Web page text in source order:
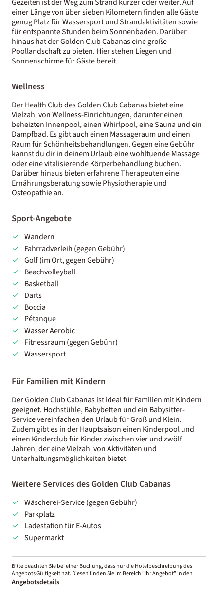
Gezeiten ist der Weg zum Strand kürzer oder weiter. Auf
einer Länge von über sieben Kilometern finden alle Gäste
genug Platz für Wassersport und Strandaktivitäten sowie
für entspannte Stunden beim Sonnenbaden. Darüber
hinaus hat der Golden Club Cabanas eine große
Poollandschaft zu bieten. Hier stehen Liegen und
Sonnenschirme für Gäste bereit.
Wellness
Der Health Club des Golden Club Cabanas bietet eine
Vielzahl von Wellness-Einrichtungen, darunter einen
beheizten Innenpool, einen Whirlpool, eine Sauna und ein
Dampfbad. Es gibt auch einen Massageraum und einen
Raum für Schönheitsbehandlungen. Gegen eine Gebühr
kannst du dir in deinem Urlaub eine wohltuende Massage
oder eine vitalisierende Körperbehandlung buchen.
Darüber hinaus bieten erfahrene Therapeuten eine
Ernährungsberatung sowie Physiotherapie und
Osteopathie an.
Sport-Angebote
Wandern
Fahrradverleih (gegen Gebühr)
Golf (im Ort, gegen Gebühr)
Beachvolleyball
Basketball
Darts
Boccia
Pétanque
Wasser Aerobic
Fitnessraum (gegen Gebühr)
Wassersport
Für Familien mit Kindern
Der Golden Club Cabanas ist ideal für Familien mit Kindern
geeignet. Hochstühle, Babybetten und ein Babysitter-
Service vereinfachen den Urlaub für Groß und Klein.
Zudem gibt es in der Hauptsaison einen Kinderpool und
einen Kinderclub für Kinder zwischen vier und zwölf
Jahren, der eine Vielzahl von Aktivitäten und
Unterhaltungsmöglichkeiten bietet.
Weitere Services des Golden Club Cabanas
Wäscherei-Service (gegen Gebühr)
Parkplatz
Ladestation für E-Autos
Supermarkt
Bitte beachten Sie bei einer Buchung, dass nur die Hotelbeschreibung des
Angebots Gültigkeit hat. Diesen finden Sie im Bereich “Ihr Angebot” in den
Angebotsdetails.